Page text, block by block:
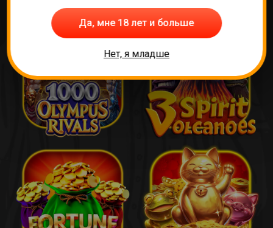
Да, мне 18 лет и больше
Нет, я младше